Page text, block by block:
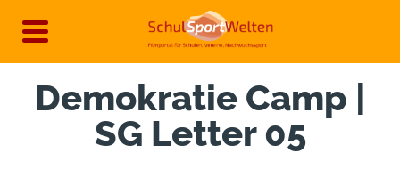
zum
Demokratie Camp |
SG Letter 05